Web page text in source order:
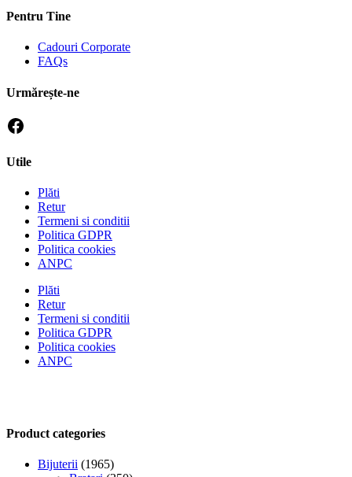
Pentru Tine
Cadouri Corporate
FAQs
Urmărește-ne
Utile
Plăti
Retur
Termeni si conditii
Politica GDPR
Politica cookies
ANPC
Plăti
Retur
Termeni si conditii
Politica GDPR
Politica cookies
ANPC
Product categories
Bijuterii (1965)